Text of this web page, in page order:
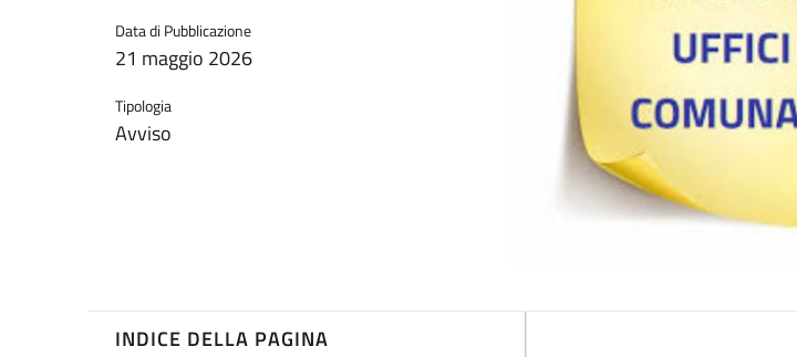
Data di Pubblicazione
21 maggio 2026
Tipologia
Avviso
INDICE DELLA PAGINA